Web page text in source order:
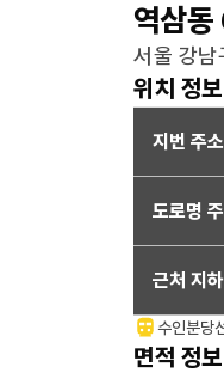
역삼
서울 강
위치 정보
지번 주소
도로명
근처 지
수인분당
면적 정보